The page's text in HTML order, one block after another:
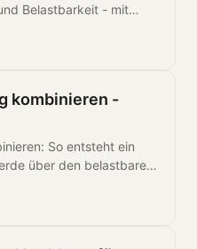
Belastbarkeit - mit
kombinieren -
So entsteht ein
über den belastbaren